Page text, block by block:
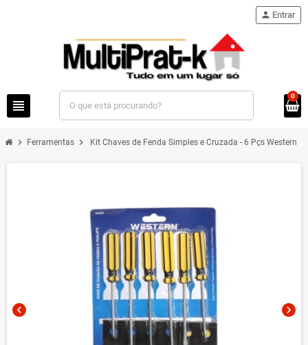
view_headline
person Entrar
0
chevron_right Ferramentas chevron_right Kit Chaves de Fenda Simples e Cruzada - 6 Pçs Western
chevron_left chevron_right